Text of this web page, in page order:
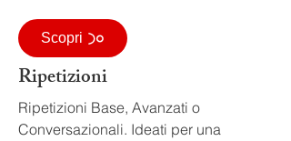
Scopri
Ripetizioni
Ripetizioni Base, Avanzati o
Conversazionali. Ideati per una